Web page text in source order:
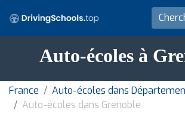
Auto-écoles à
France
Auto-écoles dans
Auto-écoles dans Grenoble